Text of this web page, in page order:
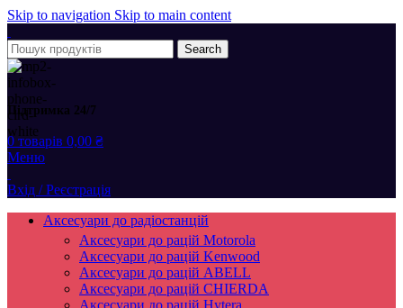
Skip to navigation Skip to main content
Search
Підтримка 24/7
0 товарів 0,00 ₴
Меню
Вхід / Реєстрація
Аксесуари до радіостанцій
Аксесуари до рацій Motorola
Аксесуари до рацій Kenwood
Аксесуари до рацій ABELL
Аксесуари до рацій CHIERDA